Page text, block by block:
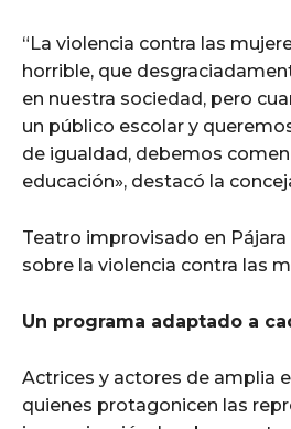
“La violencia contra las
horrible, que
en nuestra sociedad, pero
un público escolar y
de igualdad, debemos
educación», destacó la
Teatro improvisado en
sobre la violencia contra las
Un programa adaptado a
Actrices y actores de amplia
quienes protagonicen las